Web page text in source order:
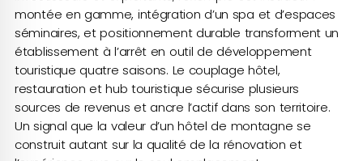
montée en gamme, intégration d’un spa et d’espaces
séminaires, et positionnement durable transforment un
établissement à l’arrêt en outil de développement
touristique quatre saisons. Le couplage hôtel,
restauration et hub touristique sécurise plusieurs
sources de revenus et ancre l’actif dans son territoire.
Un signal que la valeur d’un hôtel de montagne se
construit autant sur la qualité de la rénovation et